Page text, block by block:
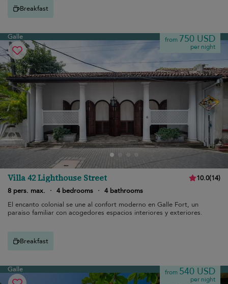
Breakfast
Galle from 750 USD
per night
Villa 42 Lighthouse Street 10.0(14)
8 pers. max.
· 4 bedrooms · 4 bathrooms
El encanto colonial se une al confort moderno en Galle Fort, un
paraíso familiar con acogedores espacios interiores y exteriores.
Breakfast
Galle from 540 USD
per night